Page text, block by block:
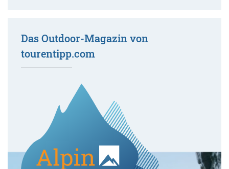
Das Outdoor-Magazin von
tourentipp.com